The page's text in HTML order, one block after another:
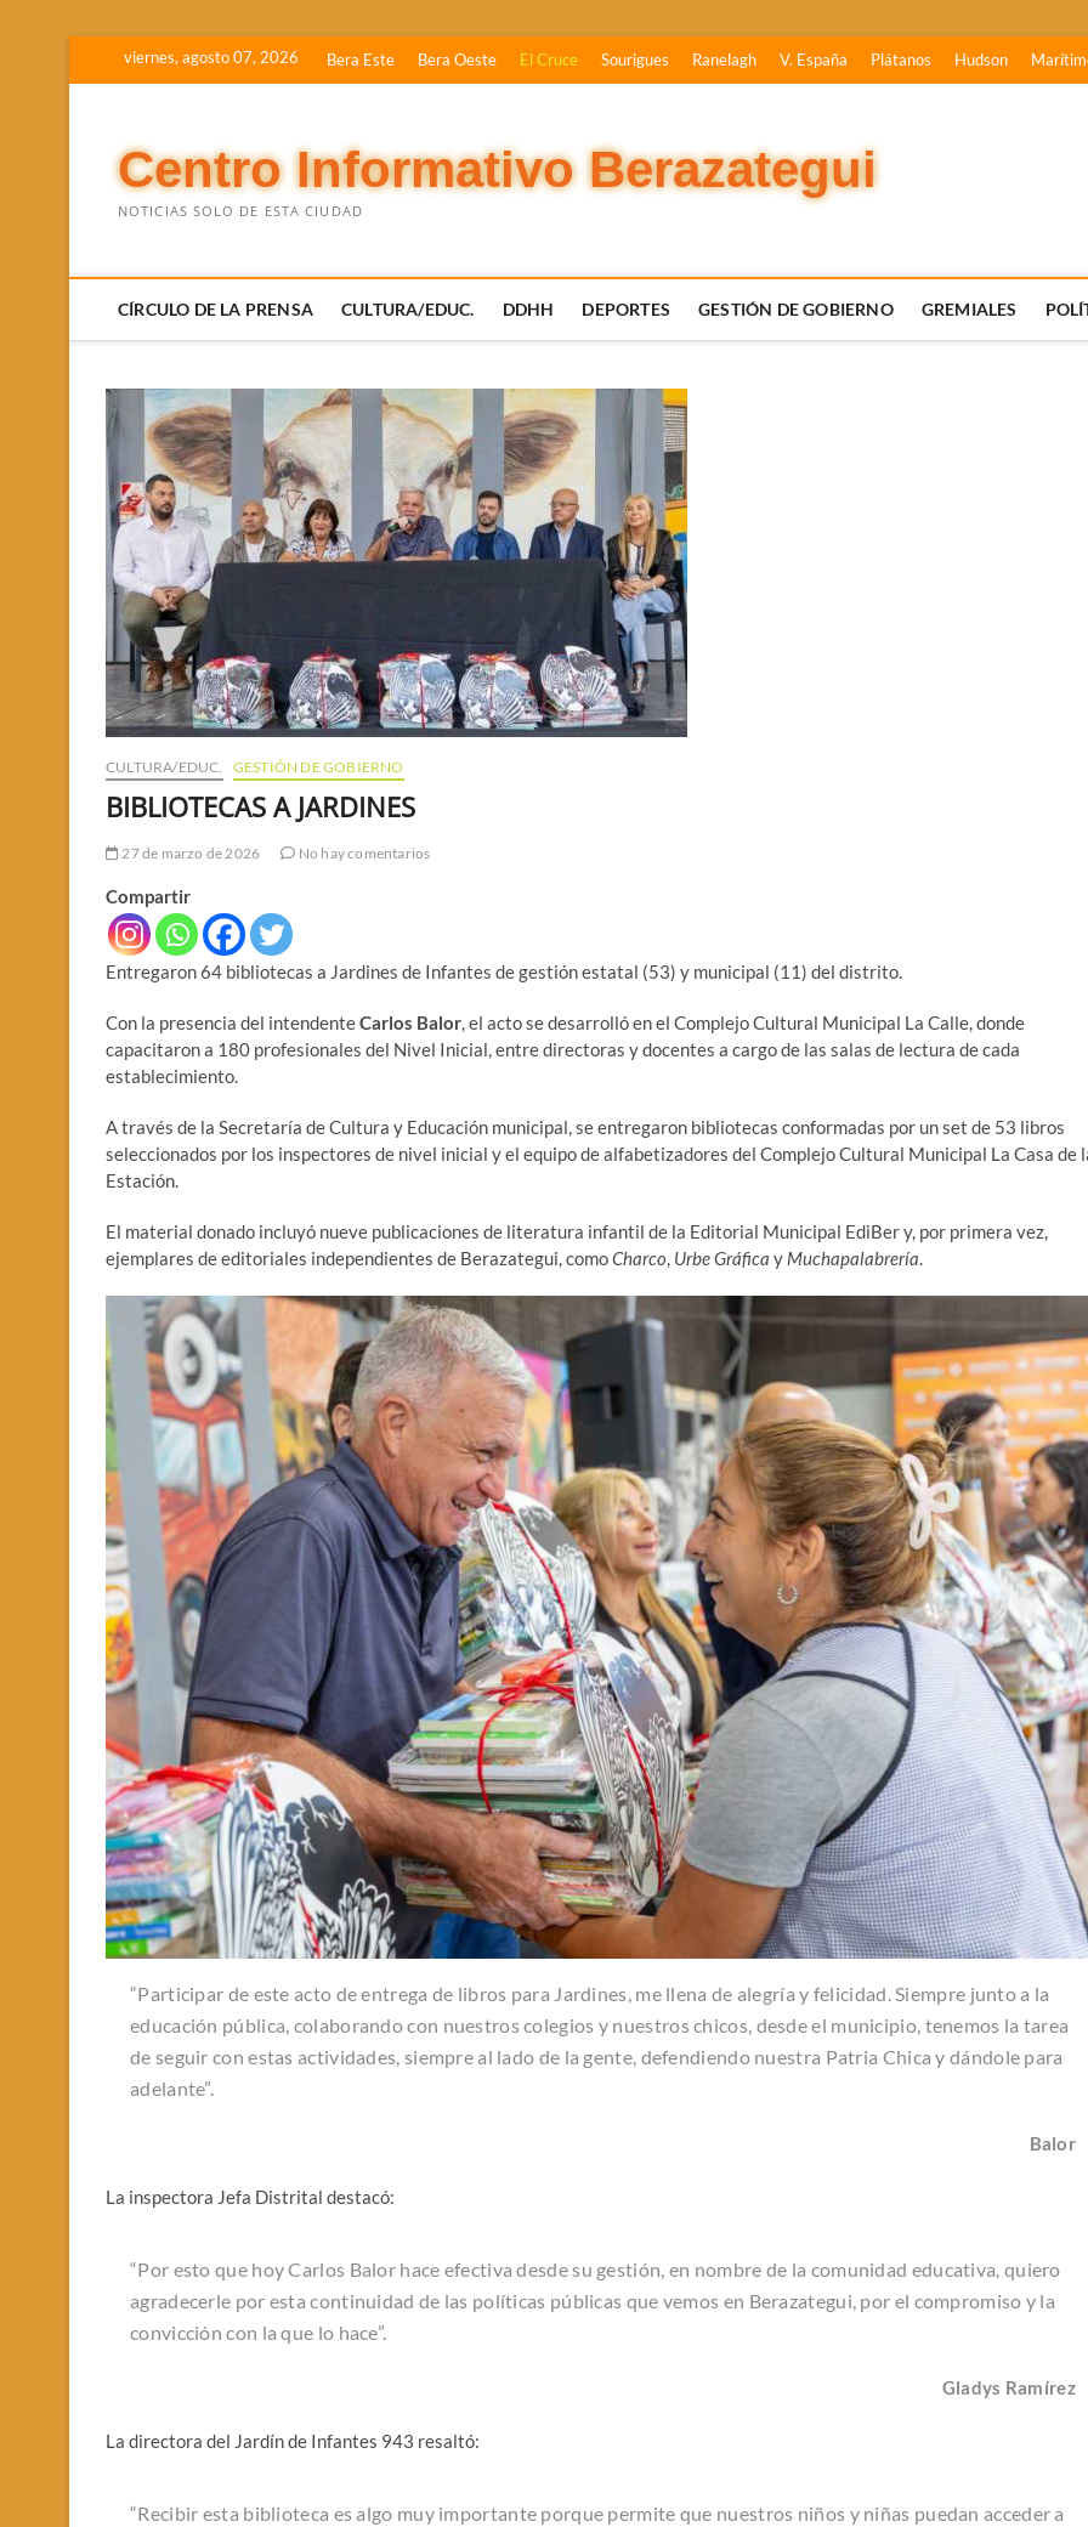
viernes, agosto 07, 2026 Bera Este Bera Oeste El Cruce Sourigues Ranelagh V. España Plátanos Hudson
Centro Informativo Berazategui
NOTICIAS SOLO DE ESTA CIUDAD
CÍRCULO DE LA PRENSA CULTURA/EDUC. DDHH DEPORTES GESTIÓN DE GOBIERNO GREMIALES
CULTURA/EDUC. GESTIÓN DE GOBIERNO
BIBLIOTECAS A JARDINES
27 de marzo de 2026 No hay comentarios
Compartir
Entregaron 64 bibliotecas a Jardines de Infantes de gestión estatal (53) y municipal (11) del distrito.
Con la presencia del intendenteCarlos Balor, el acto se desarrolló en el Complejo Cultural Municipal La Calle, donde
capacitaron a 180 profesionales del Nivel Inicial, entre directoras y docentes a cargo de las salas de lectura de cada
establecimiento.
A través de la Secretaría de Cultura y Educación municipal, se entregaron bibliotecas conformadas por un set de 53 libros
seleccionados por los inspectores de nivel inicial y el equipo de alfabetizadores del Complejo Cultural Municipal La Casa de
Estación.
El material donado incluyó nueve publicaciones de literatura infantil de la Editorial Municipal EdiBer y, por primera vez,
ejemplares de editoriales independientes de Berazategui, comoCharco, Urbe Gráfica y Muchapalabrería.
“Participar de este acto de entrega de libros para Jardines, me llena de alegría y felicidad. Siempre junto a la
educación pública, colaborando con nuestros colegios y nuestros chicos, desde el municipio, tenemos la tarea
de seguir con estas actividades, siempre al lado de la gente, defendiendo nuestra Patria Chica y dándole para
adelante”.
Balor
La inspectora Jefa Distrital destacó:
“Por esto que hoy Carlos Balor hace efectiva desde su gestión, en nombre de la comunidad educativa, quiero
agradecerle por esta continuidad de las políticas públicas que vemos en Berazategui, por el compromiso y la
convicción con la que lo hace”.
Gladys Ramírez
La directora del Jardín de Infantes 943 resaltó:
“Recibir esta biblioteca es algo muy importante porque permite que nuestros niños y niñas puedan acceder a